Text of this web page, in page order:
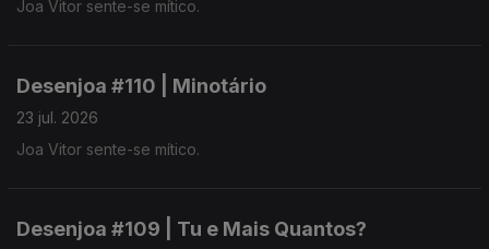
Joa Vitor sente-se mítico.
Desenjoa #110 | Minotário
23 jul. 2026
Joa Vitor sente-se mítico.
Desenjoa #109 | Tu e Mais Quantos?